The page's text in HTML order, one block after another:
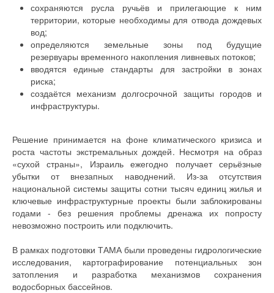
сохраняются русла ручьёв и прилегающие к ним
территории, которые необходимы для отвода дождевых
вод;
определяются земельные зоны под будущие
резервуары временного накопления ливневых потоков;
вводятся единые стандарты для застройки в зонах
риска;
создаётся механизм долгосрочной защиты городов и
инфраструктуры.
Решение принимается на фоне климатического кризиса и
роста частоты экстремальных дождей. Несмотря на образ
«сухой страны», Израиль ежегодно получает серьёзные
убытки от внезапных наводнений. Из-за отсутствия
национальной системы защиты сотни тысяч единиц жилья и
ключевые инфраструктурные проекты были заблокированы
годами - без решения проблемы дренажа их попросту
невозможно построить или подключить.
В рамках подготовки ТАМА были проведены гидрологические
исследования, картографирование потенциальных зон
затопления и разработка механизмов сохранения
водосборных бассейнов.